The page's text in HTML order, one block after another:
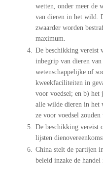
wetten, onder meer de
van dieren in het wild.
zwaarder worden
maximum.
De beschikking vereist
inbegrip van dieren
wetenschappelijke of
kweekfaciliteiten in
voor voedsel; en b) het
alle wilde dieren in het
ze voor voedsel
De beschikking vereist
lijsten
China stelt de partijen
beleid inzake de